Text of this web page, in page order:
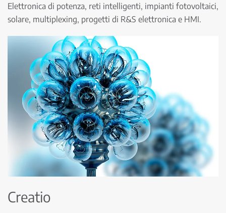
Elettronica di potenza, reti intelligenti, impianti fotovoltaici,
solare, multiplexing, progetti di R&S elettronica e HMI.
Creatio